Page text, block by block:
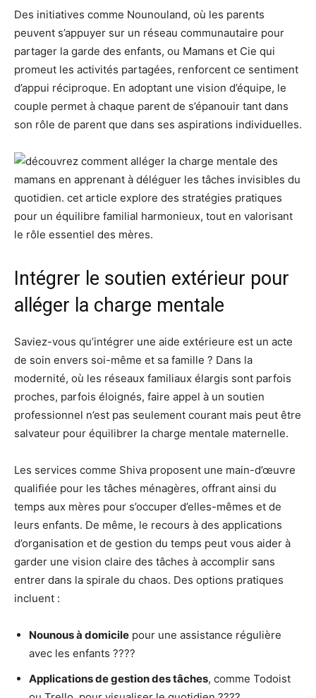
Des initiatives comme Nounouland, où les parents
peuvent s’appuyer sur un réseau communautaire pour
partager la garde des enfants, ou Mamans et Cie qui
promeut les activités partagées, renforcent ce sentiment
d’appui réciproque. En adoptant une vision d’équipe, le
couple permet à chaque parent de s’épanouir tant dans
son rôle de parent que dans ses aspirations individuelles.
Intégrer le soutien extérieur pour
alléger la charge mentale
Saviez-vous qu’intégrer une aide extérieure est un acte
de soin envers soi-même et sa famille ? Dans la
modernité, où les réseaux familiaux élargis sont parfois
proches, parfois éloignés, faire appel à un soutien
professionnel n’est pas seulement courant mais peut être
salvateur pour équilibrer la charge mentale maternelle.
Les services comme Shiva proposent une main-d’œuvre
qualifiée pour les tâches ménagères, offrant ainsi du
temps aux mères pour s’occuper d’elles-mêmes et de
leurs enfants. De même, le recours à des applications
d’organisation et de gestion du temps peut vous aider à
garder une vision claire des tâches à accomplir sans
entrer dans la spirale du chaos. Des options pratiques
incluent :
Nounous à domicile pour une assistance régulière
avec les enfants ????
Applications de gestion des tâches, comme Todoist